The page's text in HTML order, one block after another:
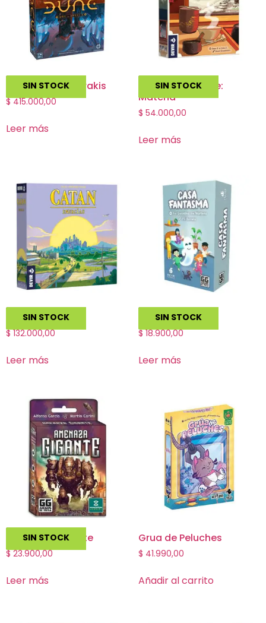
SIN STOCK
Dune: War for Arrakis
$415.000,00
Leer más
SIN STOCK
The White Castle:
Matcha
$ 54.000,00
Leer más
SIN STOCK
Catan: Energías
$132.000,00
Leer más
SIN STOCK
Casa Fantasma
$18.900,00
Leer más
SIN STOCK
Amenaza Gigante
$23.900,00
Leer más
Grua de Peluches
$ 41.990,00
Añadir al carrito